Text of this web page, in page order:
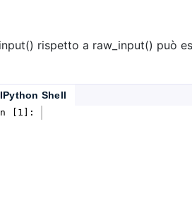
rispetto a raw_input() può
IPython Shell
[1]: